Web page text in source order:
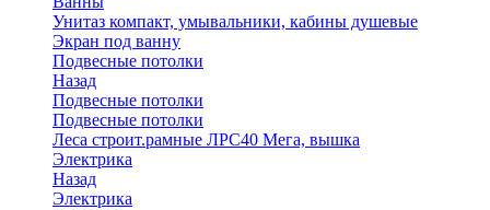
Унитаз компакт, умывальники, кабины душевые
Экран под ванну
Подвесные потолки
Назад
Подвесные потолки
Подвесные потолки
Леса строит.рамные ЛРС40 Мега, вышка
Электрика
Назад
Электрика